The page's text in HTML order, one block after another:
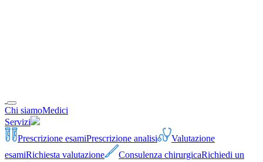
Chi siamoMedici
Servizi
Prescrizione esamiPrescrizione analisi
Valutazione
esamiRichiesta valutazione Consulenza chirurgicaRichiedi un